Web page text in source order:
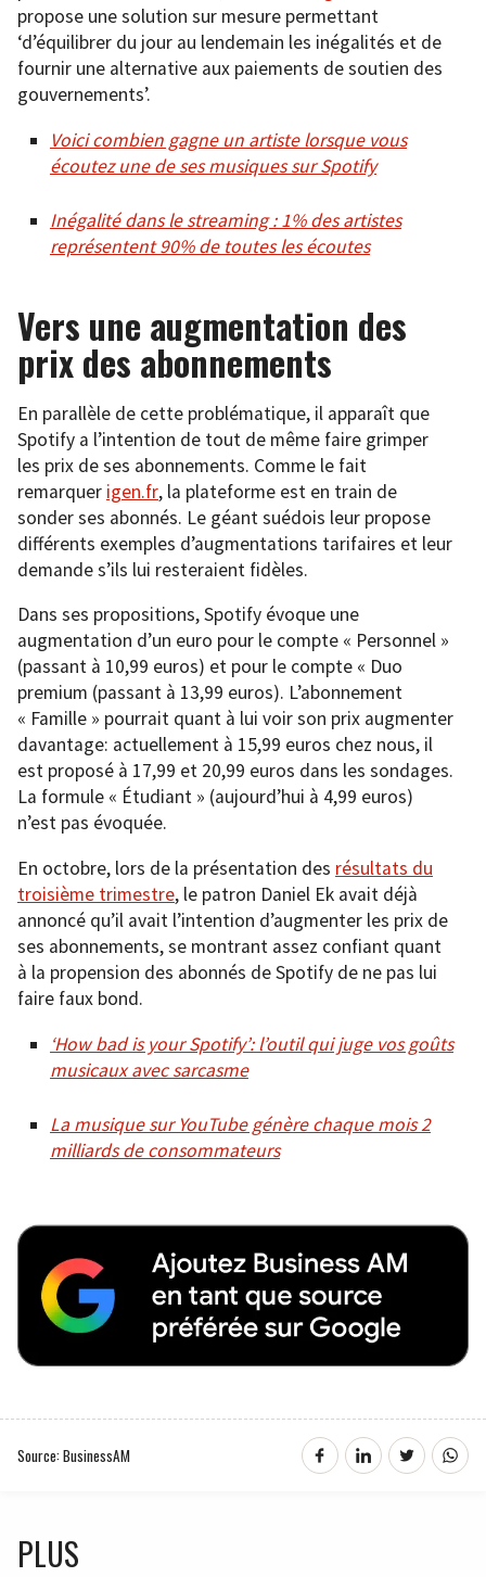
propose une solution sur mesure permettant
‘d’équilibrer du jour au lendemain les inégalités et de
fournir une alternative aux paiements de soutien des
gouvernements’.
Voici combien gagne un artiste lorsque vous
écoutez une de ses musiques sur Spotify
Inégalité dans le streaming : 1% des artistes
représentent 90% de toutes les écoutes
Vers une augmentation des
prix des abonnements
En parallèle de cette problématique, il apparaît que
Spotify a l’intention de tout de même faire grimper
les prix de ses abonnements. Comme le fait
remarquer igen.fr, la plateforme est en train de
sonder ses abonnés. Le géant suédois leur propose
différents exemples d’augmentations tarifaires et leur
demande s’ils lui resteraient fidèles.
Dans ses propositions, Spotify évoque une
augmentation d’un euro pour le compte « Personnel »
(passant à 10,99 euros) et pour le compte « Duo
premium (passant à 13,99 euros). L’abonnement
« Famille » pourrait quant à lui voir son prix augmenter
davantage: actuellement à 15,99 euros chez nous, il
est proposé à 17,99 et 20,99 euros dans les sondages.
La formule « Étudiant » (aujourd’hui à 4,99 euros)
n’est pas évoquée.
En octobre, lors de la présentation des résultats du
troisième trimestre, le patron Daniel Ek avait déjà
annoncé qu’il avait l’intention d’augmenter les prix de
ses abonnements, se montrant assez confiant quant
à la propension des abonnés de Spotify de ne pas lui
faire faux bond.
‘How bad is your Spotify’: l’outil qui juge vos goûts
musicaux avec sarcasme
La musique sur YouTube génère chaque mois 2
milliards de consommateurs
Source: BusinessAM
PLUS